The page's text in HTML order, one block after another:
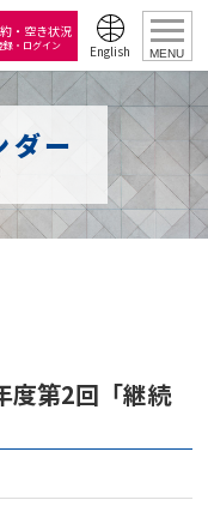
・空き状況
録・ログイン English MENU
ダー
度第2回「継続